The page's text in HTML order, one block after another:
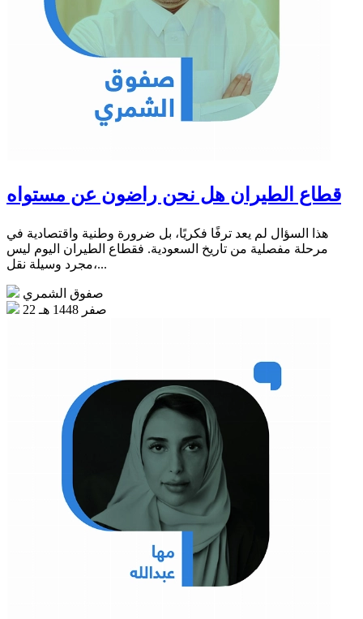
قطاع الطيران هل نحن راضون عن مستواه
هذا السؤال لم يعد ترفًا فكريًا، بل ضرورة وطنية واقتصادية في
مرحلة مفصلية من تاريخ السعودية. فقطاع الطيران اليوم ليس
مجرد وسيلة نقل،...
صفوق الشمري
22 صفر 1448 هـ